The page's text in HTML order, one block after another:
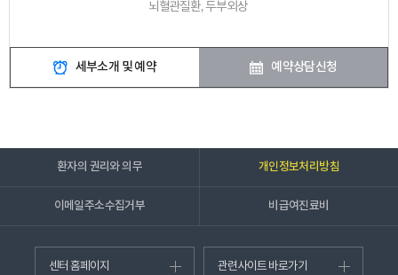
뇌혈관질환, 두부외상
세부소개 및 예약 예약상담신청
환자의 권리와 의무 개인정보처리방침
이메일주소수집거부 비급여진료비
센터 홈페이지 관련사이트 바로가기